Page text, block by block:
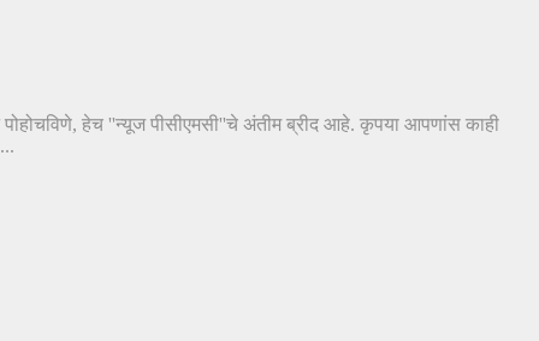
पोहोचविणे, हेच ''न्यूज पीसीएमसी''चे अंतीम ब्रीद आहे. कृपया आपणांस काही